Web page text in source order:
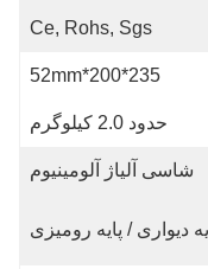
Ce, Rohs, Sgs
235*200*52mm
حدود 2.0 کیلوگرم
شاسی آلیاژ آلومینیوم